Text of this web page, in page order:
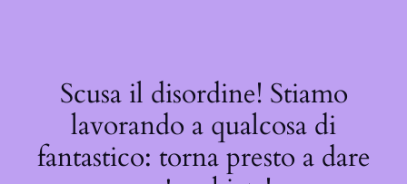
Scusa il disordine! Stiamo
lavorando a qualcosa di
fantastico: torna presto a dare